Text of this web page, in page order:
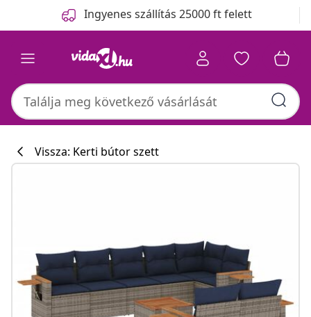
Ingyenes szállítás 25000 ft felett
Vissza: Kerti bútor szett